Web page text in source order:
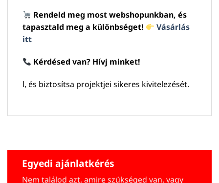
Rendeld meg most webshopunkban, és
tapasztald meg a különbséget!
Vásárlás
itt
Kérdésed van? Hívj minket!
l, és biztosítsa projektjei sikeres kivitelezését.
Egyedi ajánlatkérés
Nem találod azt, amire szükséged van, vagy